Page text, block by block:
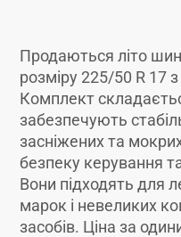
Продаються літо
розміру 225/50 R 17
Комплект
забезпечують
засніжених та
безпеку керування
Вони підходять для
марок і невеликих
засобів. Ціна за